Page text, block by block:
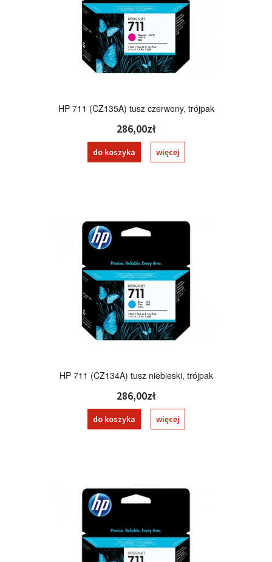
HP 711 (CZ135A) tusz czerwony, trójpak
286,00zł
do koszyka więcej
HP 711 (CZ134A) tusz niebieski, trójpak
286,00zł
do koszyka więcej